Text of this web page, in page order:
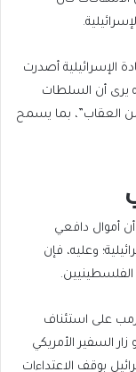
الإسرائيلية أصدرت
يرى أن السلطات
من العقاب”، بما يسمح
أموال دافعي
وعليه، فإن
على استئناف
السفير الأمريكي
بوقف الاعتداءات